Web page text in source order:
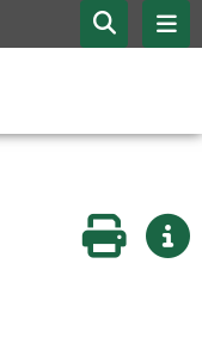
Seite